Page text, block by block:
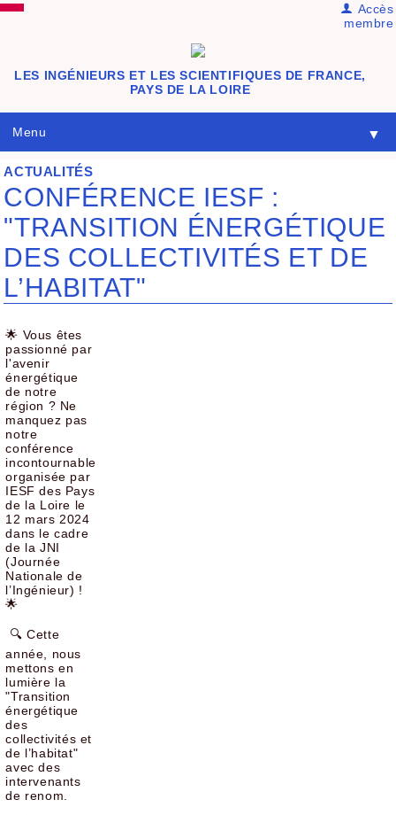
LES INGÉNIEURS ET LES SCIENTIFIQUES DE FRANCE,
PAYS DE LA LOIRE
Accès
membre
Menu ▼
ACTUALITÉS
CONFÉRENCE IESF :
"TRANSITION ÉNERGÉTIQUE
DES COLLECTIVITÉS ET DE
L’HABITAT"
🌟 Vous êtes
passionné par
l'avenir
énergétique
de notre
région ? Ne
manquez pas
notre
conférence
incontournable
organisée par
IESF des Pays
de la Loire le
12 mars 2024
dans le cadre
de la JNI
(Journée
Nationale de
l’Ingénieur) !
🌟
🔍 Cette
année, nous
mettons en
lumière la
"Transition
énergétique
des
collectivités et
de l’habitat"
avec des
intervenants
de renom.